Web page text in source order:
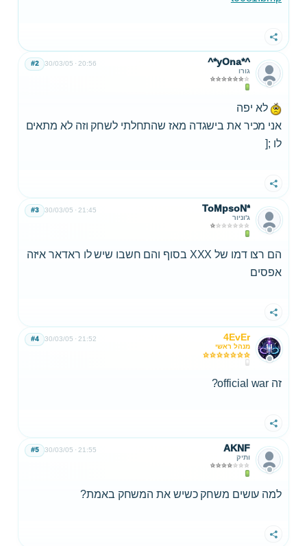
שתף
^*yOna*^
גורו
30/03/05 20:56
#2
לא יפה
אני מכיר את בישגדה מאז שהתחלתי לשחק וזה לא מתאים
לו ;[
שתף
ToMpsoN*
ג'וניור
30/03/05 21:45
#3
הם רצו דמו של XXX בסוף והם חשבו שיש לו ראדאר איזה
אפסים
שתף
4EvEr
מנהל ראשי
30/03/05 21:52
#4
זה official war?
שתף
AKNF
ותיק
30/03/05 21:55
#5
למה עושים משחק כשיש את המשחק באמת?
שתף